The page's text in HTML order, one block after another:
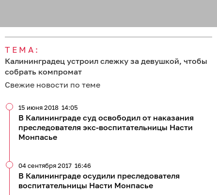
ТЕМА:
Калининградец устроил слежку за девушкой, чтобы
собрать компромат
Свежие новости по теме
В Калининграде суд освободил от наказания
преследователя экс-воспитательницы Насти
Монпасье
15 июня 2018 14:05
В Калининграде осудили преследователя
воспитательницы Насти Монпасье
04 сентября 2017 16:46